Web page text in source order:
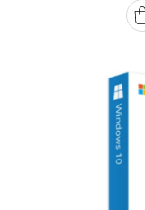
HK$ 3,000.00。
HK$ 2,399.99。